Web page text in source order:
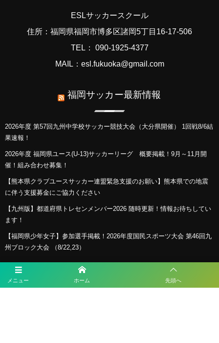
メニュー ホーム 先頭へ
ESLサッカースクール
住所：福岡県福岡市博多区諸岡5丁目16-17-506
TEL： 090-1925-4377
MAIL：esl.fukuoka@gmail.com
福岡サッカー最新情報
2026年度 第57回九州中学校サッカー競技大会（大分県開催） 1回戦8/6結
果速報！
2026年度 福岡県ユース(U-13)サッカーリーグ 概要掲載！9月～11月開
催！組み合わせ募集！
【熊本県クラブユースサッカー連盟緊急支援のお願い】熊本県での地震
に伴う支援募金にご協力ください
【九州版】都道府県トレセンメンバー2026 随時更新！情報お待ちしてい
ます！
【福岡県少年女子】参加選手掲載！2026年度国民スポーツ大会 第46回九
州ブロック大会 （8/22,23）
プライバシーポリシー